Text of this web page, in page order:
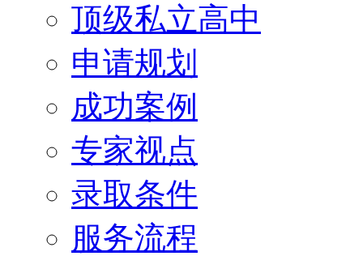
顶级私立高中
申请规划
成功案例
专家视点
录取条件
服务流程